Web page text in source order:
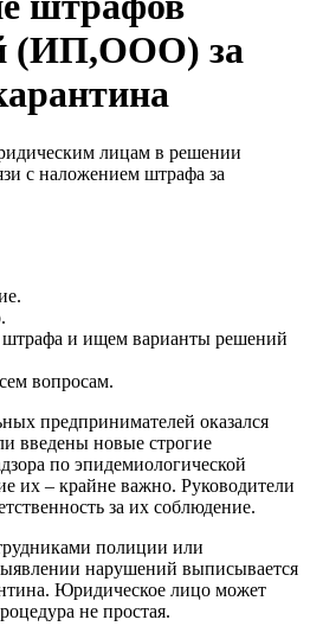
(ИП,ООО) за
лицам в решении
с наложением штрафа за
и ищем варианты решений
вопросам.
предпринимателей оказался
введены новые строгие
по эпидемиологической
их – крайне важно. Руководители
за их соблюдение.
полиции или
нарушений выписывается
Юридическое лицо может
не простая.